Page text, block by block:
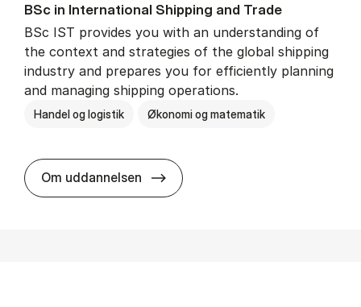
BSc in In­ter­na­tion­al Ship­ping and Trade
BSc IST provides you with an understanding of
the context and strategies of the global shipping
industry and prepares you for efficiently planning
and managing shipping operations.
Handel og logistik Økonomi og matematik
Om uddannelsen BSc in In­ter­na­tion­al Ship­ping